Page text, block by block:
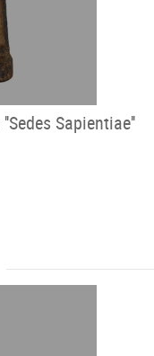
Sapientiae''